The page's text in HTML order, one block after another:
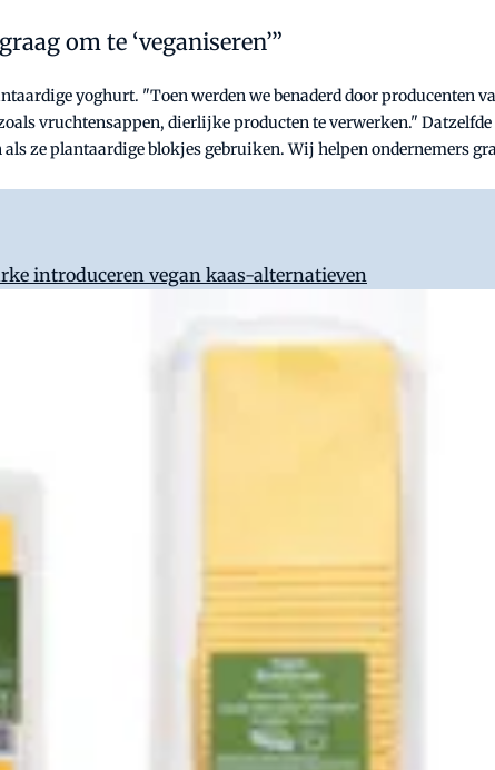
om te ‘veganiseren’”
yoghurt. "Toen werden we benaderd door producenten
vruchtensappen, dierlijke producten te verwerken."
ze plantaardige blokjes gebruiken. Wij helpen ondernemers
introduceren vegan kaas-alternatieven